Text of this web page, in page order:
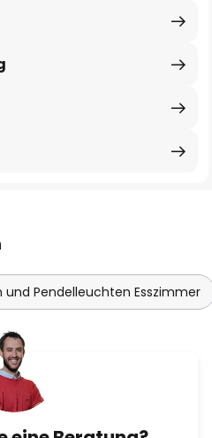
Pendelleuchten Esszimmer